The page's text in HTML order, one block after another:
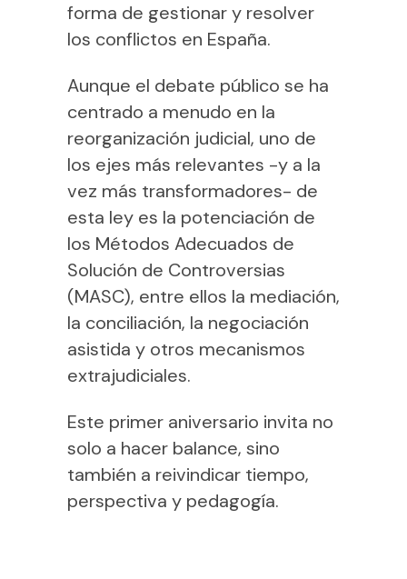
forma de gestionar y resolver
los conflictos en España.
Aunque el debate público se ha
centrado a menudo en la
reorganización judicial, uno de
los ejes más relevantes -y a la
vez más transformadores- de
esta ley es la potenciación de
los Métodos Adecuados de
Solución de Controversias
(MASC), entre ellos la mediación,
la conciliación, la negociación
asistida y otros mecanismos
extrajudiciales.
Este primer aniversario invita no
solo a hacer balance, sino
también a reivindicar tiempo,
perspectiva y pedagogía.